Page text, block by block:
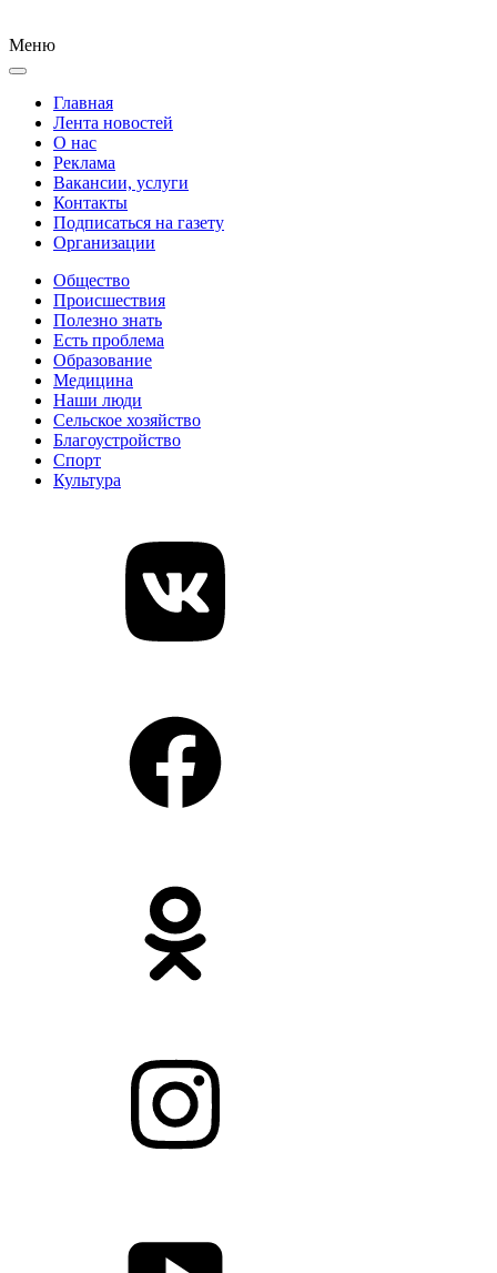
Меню
Главная
Лента новостей
О нас
Реклама
Вакансии, услуги
Контакты
Подписаться на газету
Организации
Общество
Происшествия
Полезно знать
Есть проблема
Образование
Медицина
Наши люди
Сельское хозяйство
Благоустройство
Спорт
Культура